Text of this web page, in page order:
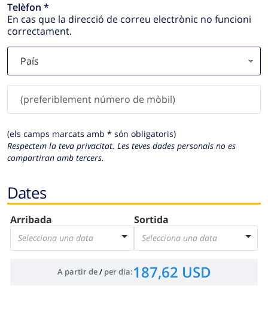
Telèfon *
En cas que la direcció de correu electrònic no funcioni
correctament.
(els camps marcats amb * són obligatoris)
Respectem la teva privacitat. Les teves dades personals no es
compartiran amb tercers.
Dates
Arribada
Selecciona una data
Sortida
Selecciona una data
A partir de/ per dia:187,62 USD